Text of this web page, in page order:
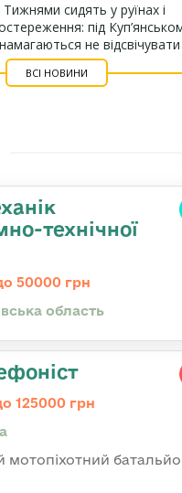
Тижнями сидять у руїнах і
під
не відсвічувати
ВСІ НОВИНИ
технічної
50000 грн
область
125000 грн
мотопіхотний